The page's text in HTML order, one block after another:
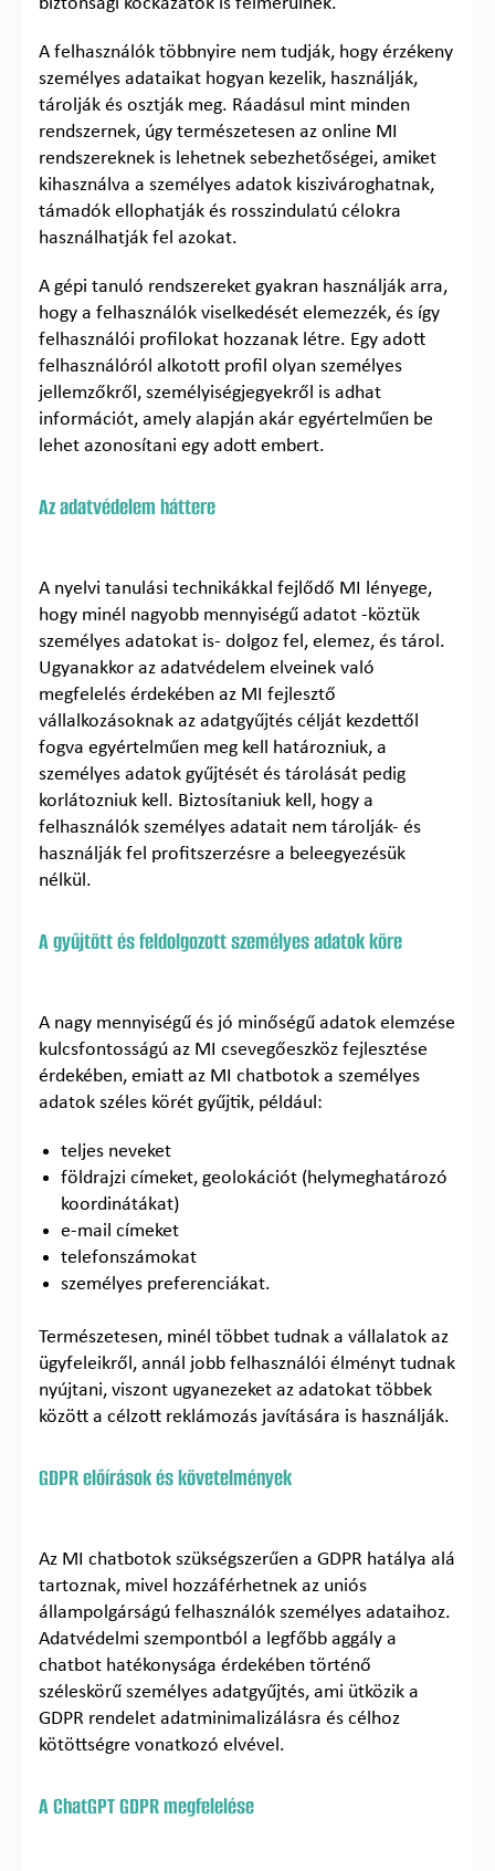
A felhasználók többnyire nem tudják, hogy érzékeny
személyes adataikat hogyan kezelik, használják,
tárolják és osztják meg. Ráadásul mint minden
rendszernek, úgy természetesen az online MI
rendszereknek is lehetnek sebezhetőségei, amiket
kihasználva a személyes adatok kiszivároghatnak,
támadók ellophatják és rosszindulatú célokra
használhatják fel azokat.
A gépi tanuló rendszereket gyakran használják arra,
hogy a felhasználók viselkedését elemezzék, és így
felhasználói profilokat hozzanak létre. Egy adott
felhasználóról alkotott profil olyan személyes
jellemzőkről, személyiségjegyekről is adhat
információt, amely alapján akár egyértelműen be
lehet azonosítani egy adott embert.
Az adatvédelem háttere
A nyelvi tanulási technikákkal fejlődő MI lényege,
hogy minél nagyobb mennyiségű adatot -köztük
személyes adatokat is- dolgoz fel, elemez, és tárol.
Ugyanakkor az adatvédelem elveinek való
megfelelés érdekében az MI fejlesztő
vállalkozásoknak az adatgyűjtés célját kezdettől
fogva egyértelműen meg kell határozniuk, a
személyes adatok gyűjtését és tárolását pedig
korlátozniuk kell. Biztosítaniuk kell, hogy a
felhasználók személyes adatait nem tárolják- és
használják fel profitszerzésre a beleegyezésük
nélkül.
A gyűjtött és feldolgozott személyes adatok köre
A nagy mennyiségű és jó minőségű adatok elemzése
kulcsfontosságú az MI csevegőeszköz fejlesztése
érdekében, emiatt az MI chatbotok a személyes
adatok széles körét gyűjtik, például:
teljes neveket
földrajzi címeket, geolokációt (helymeghatározó
koordinátákat)
e-mail címeket
telefonszámokat
személyes preferenciákat.
Természetesen, minél többet tudnak a vállalatok az
ügyfeleikről, annál jobb felhasználói élményt tudnak
nyújtani, viszont ugyanezeket az adatokat többek
között a célzott reklámozás javítására is használják.
GDPR előírások és követelmények
Az MI chatbotok szükségszerűen a GDPR hatálya alá
tartoznak, mivel hozzáférhetnek az uniós
állampolgárságú felhasználók személyes adataihoz.
Adatvédelmi szempontból a legfőbb aggály a
chatbot hatékonysága érdekében történő
széleskörű személyes adatgyűjtés, ami ütközik a
GDPR rendelet adatminimalizálásra és célhoz
kötöttségre vonatkozó elvével.
A ChatGPT GDPR megfelelése